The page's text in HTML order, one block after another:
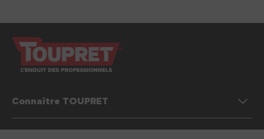
Connaître TOUPRET